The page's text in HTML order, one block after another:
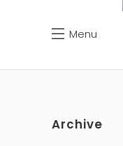
Menu
Archive